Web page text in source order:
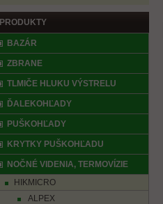
PRODUKTY
BAZÁR
ZBRANE
TLMIČE HLUKU VÝSTRELU
ĎALEKOHĽADY
PUŠKOHĽADY
KRYTKY PUŠKOHĽADU
NOČNÉ VIDENIA, TERMOVÍZIE
HIKMICRO
ALPEX